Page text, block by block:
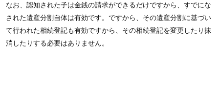
なお、認知された子は金銭の請求ができるだけですから、すでにな
された遺産分割自体は有効です。ですから、その遺産分割に基づい
て行われた相続登記も有効ですから、その相続登記を変更したり抹
消したりする必要はありません。